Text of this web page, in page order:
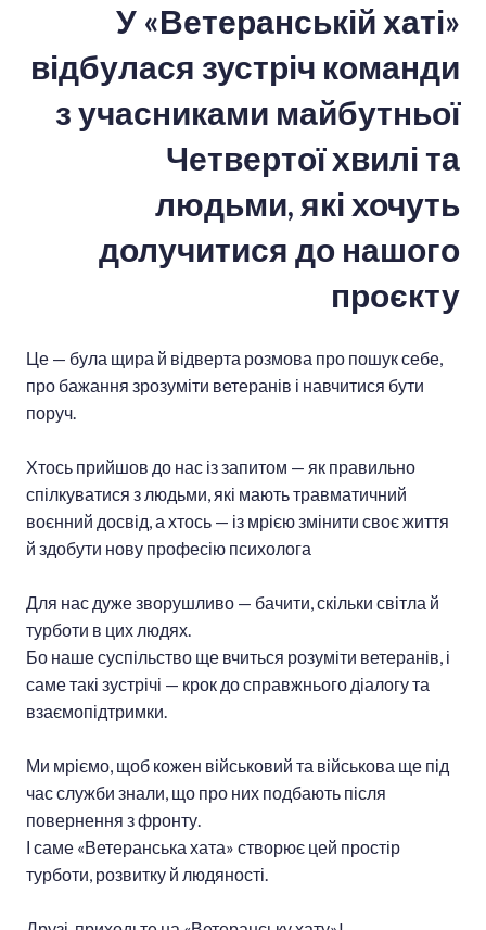
У «Ветеранській хаті»
відбулася зустріч команди
з учасниками майбутньої
Четвертої хвилі та
людьми, які хочуть
долучитися до нашого
проєкту
Це — була щира й відверта розмова про пошук себе,
про бажання зрозуміти ветеранів і навчитися бути
поруч.
Хтось прийшов до нас із запитом — як правильно
спілкуватися з людьми, які мають травматичний
воєнний досвід, а хтось — із мрією змінити своє життя
й здобути нову професію психолога
Для нас дуже зворушливо — бачити, скільки світла й
турботи в цих людях.
Бо наше суспільство ще вчиться розуміти ветеранів, і
саме такі зустрічі — крок до справжнього діалогу та
взаємопідтримки.
Ми мріємо, щоб кожен військовий та військова ще під
час служби знали, що про них подбають після
повернення з фронту.
І саме «Ветеранська хата» створює цей простір
турботи, розвитку й людяності.